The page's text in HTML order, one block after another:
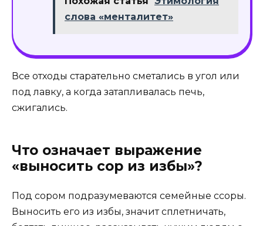
слова «менталитет»
Все отходы старательно сметались в угол или
под лавку, а когда затапливалась печь,
сжигались.
Что означает выражение
«выносить сор из избы»?
Под сором подразумеваются семейные ссоры.
Выносить его из избы, значит сплетничать,